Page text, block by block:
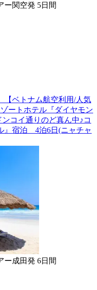
ー関空発 5日間
【ベトナム航空利用/人気
ートホテル『ダイヤモン
コイ通りのど真ん中♪コ
』宿泊 4泊6日(ニャチャ
ー成田発 6日間